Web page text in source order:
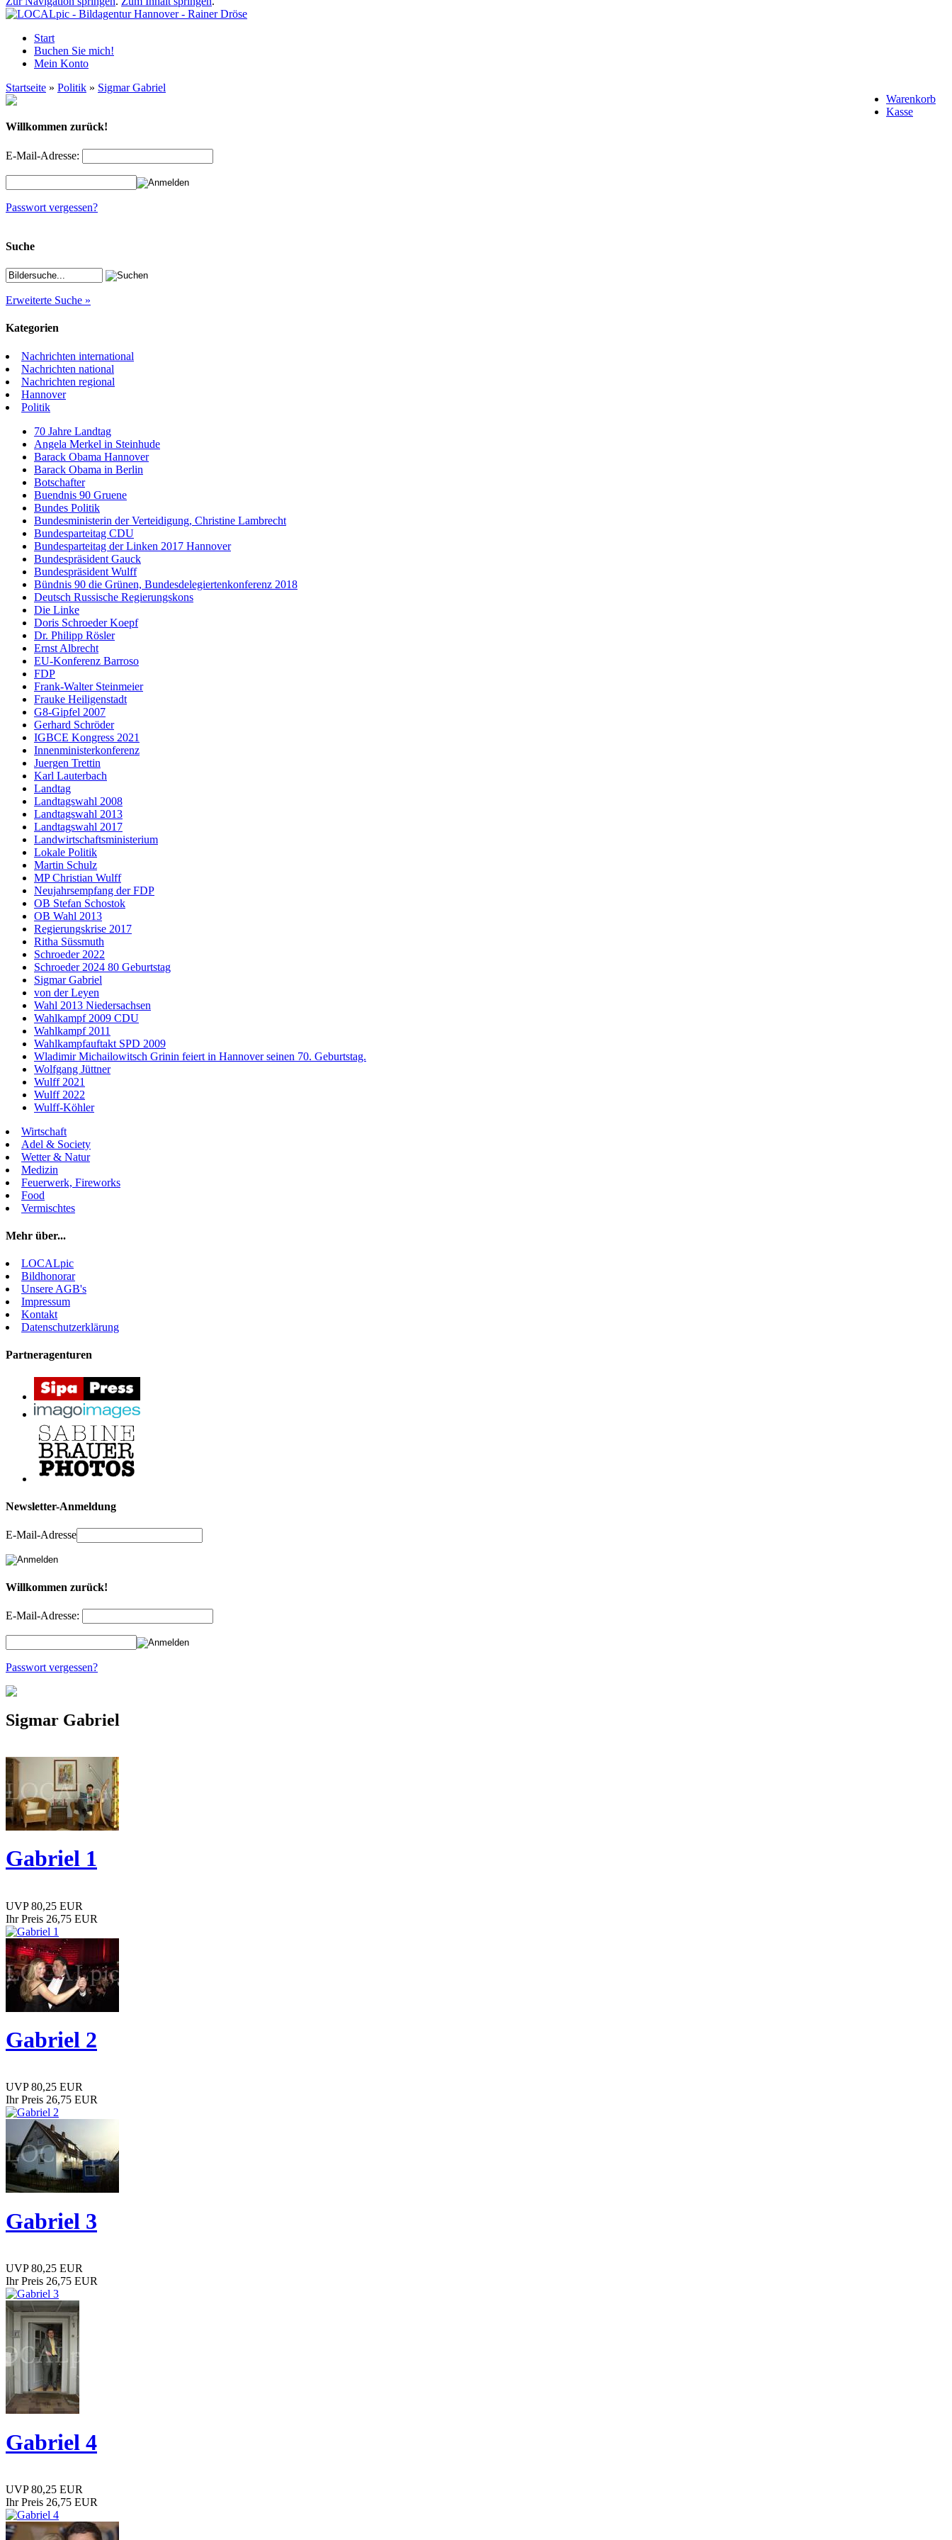
Start
Buchen Sie mich!
Mein Konto
Warenkorb
Kasse
Startseite » Politik » Sigmar Gabriel
Willkommen zurück!
E-Mail-Adresse:
Passwort vergessen?
Suche
Erweiterte Suche »
Kategorien
Nachrichten international
Nachrichten national
Nachrichten regional
Hannover
Politik
70 Jahre Landtag
Angela Merkel in Steinhude
Barack Obama Hannover
Barack Obama in Berlin
Botschafter
Buendnis 90 Gruene
Bundes Politik
Bundesministerin der Verteidigung, Christine Lambrecht
Bundesparteitag CDU
Bundesparteitag der Linken 2017 Hannover
Bundespräsident Gauck
Bundespräsident Wulff
Bündnis 90 die Grünen, Bundesdelegiertenkonferenz 2018
Deutsch Russische Regierungskons
Die Linke
Doris Schroeder Koepf
Dr. Philipp Rösler
Ernst Albrecht
EU-Konferenz Barroso
FDP
Frank-Walter Steinmeier
Frauke Heiligenstadt
G8-Gipfel 2007
Gerhard Schröder
IGBCE Kongress 2021
Innenministerkonferenz
Juergen Trettin
Karl Lauterbach
Landtag
Landtagswahl 2008
Landtagswahl 2013
Landtagswahl 2017
Landwirtschaftsministerium
Lokale Politik
Martin Schulz
MP Christian Wulff
Neujahrsempfang der FDP
OB Stefan Schostok
OB Wahl 2013
Regierungskrise 2017
Ritha Süssmuth
Schroeder 2022
Schroeder 2024 80 Geburtstag
Sigmar Gabriel
von der Leyen
Wahl 2013 Niedersachsen
Wahlkampf 2009 CDU
Wahlkampf 2011
Wahlkampfauftakt SPD 2009
Wladimir Michailowitsch Grinin feiert in Hannover seinen 70. Geburtstag.
Wolfgang Jüttner
Wulff 2021
Wulff 2022
Wulff-Köhler
Wirtschaft
Adel & Society
Wetter & Natur
Medizin
Feuerwerk, Fireworks
Food
Vermischtes
Mehr über...
LOCALpic
Bildhonorar
Unsere AGB's
Impressum
Kontakt
Datenschutzerklärung
Partneragenturen
Newsletter-Anmeldung
E-Mail-Adresse
Willkommen zurück!
E-Mail-Adresse:
Passwort vergessen?
Sigmar Gabriel
Gabriel 1
UVP 80,25 EUR
Ihr Preis 26,75 EUR
Gabriel 2
UVP 80,25 EUR
Ihr Preis 26,75 EUR
Gabriel 3
UVP 80,25 EUR
Ihr Preis 26,75 EUR
Gabriel 4
UVP 80,25 EUR
Ihr Preis 26,75 EUR